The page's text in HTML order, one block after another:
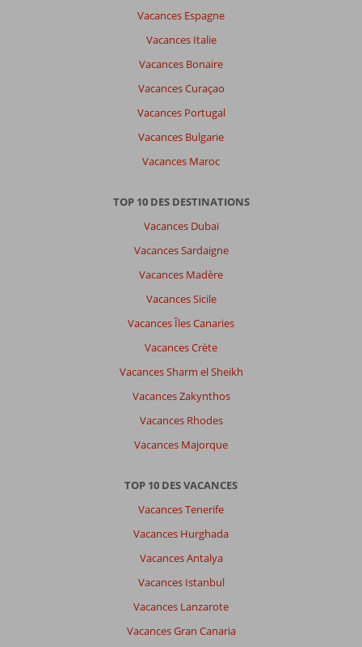
Vacances Espagne
Vacances Italie
Vacances Bonaire
Vacances Curaçao
Vacances Portugal
Vacances Bulgarie
Vacances Maroc
TOP 10 DES DESTINATIONS
Vacances Dubaï
Vacances Sardaigne
Vacances Madère
Vacances Sicile
Vacances Îles Canaries
Vacances Crète
Vacances Sharm el Sheikh
Vacances Zakynthos
Vacances Rhodes
Vacances Majorque
TOP 10 DES VACANCES
Vacances Tenerife
Vacances Hurghada
Vacances Antalya
Vacances Istanbul
Vacances Lanzarote
Vacances Gran Canaria